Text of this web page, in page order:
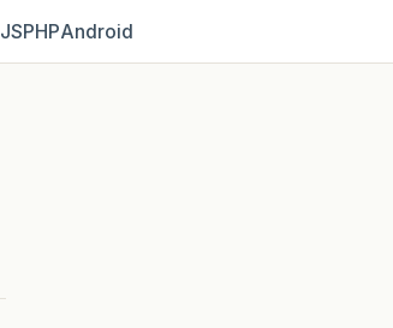
JSPHPAndroid